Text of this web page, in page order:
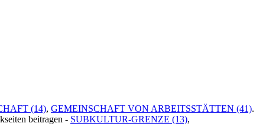
(14), GEMEINSCHAFT VON ARBEITSSTÄTTEN (41).
beitragen - SUBKULTUR-GRENZE (13),